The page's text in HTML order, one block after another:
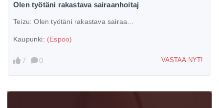
Olen työtäni rakastava sairaanhoitaj
Teizu: Olen työtäni rakastava sairaa...
Kaupunki: (Espoo)
7 0 VASTAA NYT!